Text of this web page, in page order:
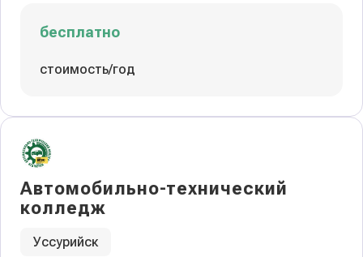
бесплатно
стоимость/год
Автомобильно-технический
колледж
Уссурийск